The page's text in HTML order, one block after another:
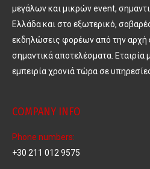
μεγάλων και μικρών event,
Ελλάδα και στο εξωτερικό,
εκδηλώσεις φορέων από την αρχή
σημαντικά αποτελέσματα. Εταιρία
εμπειρία χρονιά τώρα σε
COMPANY INFO
Phone numbers:
+30 211 012 9575